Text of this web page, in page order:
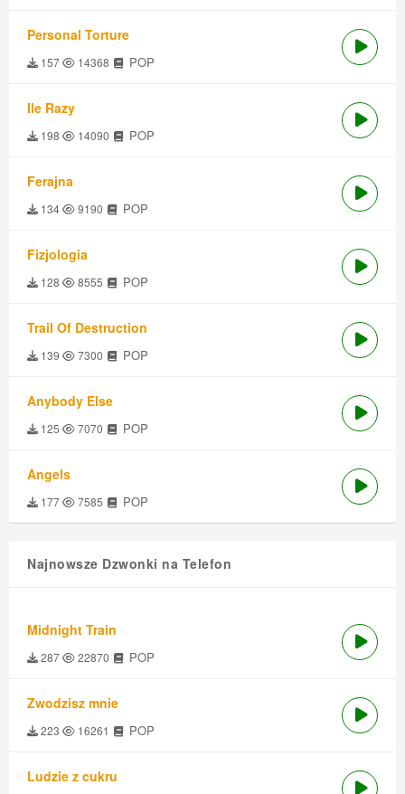
Personal Torture
157 14368 POP
Ile Razy
198 14090 POP
Ferajna
134 9190 POP
Fizjologia
128 8555 POP
Trail Of Destruction
139 7300 POP
Anybody Else
125 7070 POP
Angels
177 7585 POP
Najnowsze Dzwonki na Telefon
Midnight Train
287 22870 POP
Zwodzisz mnie
223 16261 POP
Ludzie z cukru